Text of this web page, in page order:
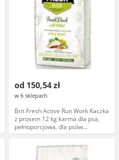
od 150,54 zł
w 6 sklepach
Brit Fresh Active Run Work Kaczka
z prosem 12 kg karma dla psa,
pełnoporcjowa, dla psów
dorosłych, bez zbóż